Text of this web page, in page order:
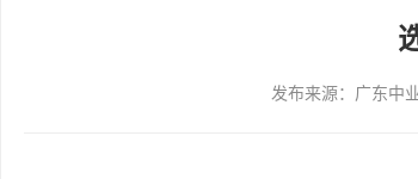
发布来源：广东